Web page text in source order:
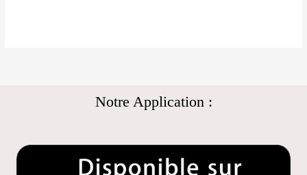
Notre Application :